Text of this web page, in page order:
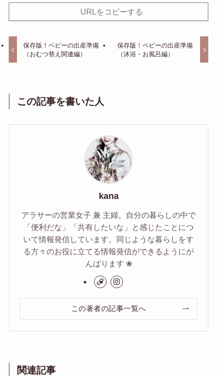
URLをコピーする
保存版！ベビーの出産準備
（おむつ替え関連編）
保存版！ベビーの出産準備
（沐浴・お風呂編）
この記事を書いた人
kana
アラサーの営業女子 兼 主婦。自分の暮らしの中で
「便利だな」「共有したいな」と感じたことにつ
いて情報発信しています。同じような暮らしをす
る方々のお役に立てる情報発信ができるようにが
んばります ❀
この著者の記事一覧へ
関連記事